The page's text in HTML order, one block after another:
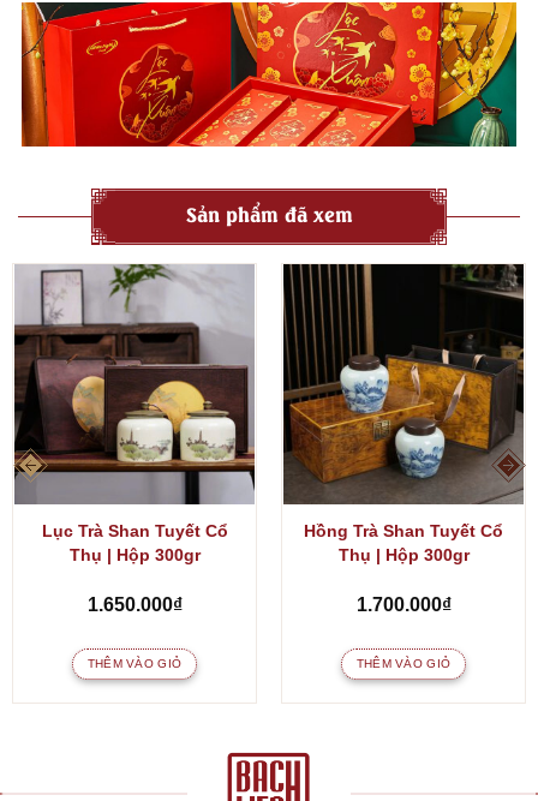
gian thưởng trà và thể hiện gu thẩm mỹ của gia chủ.
Giá trị sưu tầm:Những chén khải cổ hoặc được chế tác bởi
nghệ nhân nổi tiếng có giá trị sưu tầm cao, tăng giá theo thời
gian.
Quà tặng ý nghĩa:Là món quà tặng đẳng cấp, thể hiện sự
thân thiết.
Sản phẩm đã xem
Lục Trà Shan Tuyết Cổ
Thụ | Hộp 300gr
1.650.000₫
THÊM VÀO GIỎ
Hồng Trà Shan Tuyết Cổ
Thụ | Hộp 300gr
1.700.000₫
THÊM VÀO GIỎ